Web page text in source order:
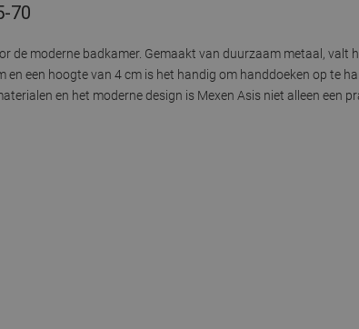
70
de moderne badkamer. Gemaakt van duurzaam metaal, valt
een hoogte van 4 cm is het handig om handdoeken op te
en het moderne design is Mexen Asis niet alleen een